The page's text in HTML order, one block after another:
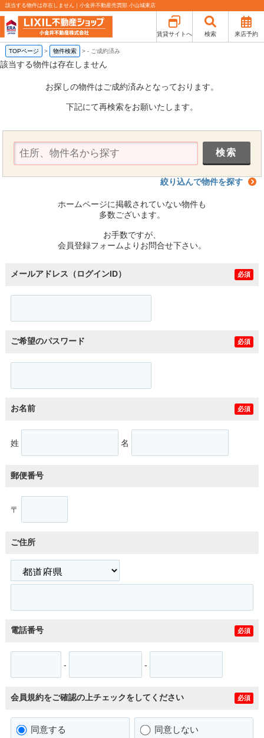
該当する物件は存在しません｜小金井不動産売買部 小山城東店
賃貸サイトへ 検索 来店予約
TOPページ > 物件検索 >- ご成約済み
該当する物件は存在しません
お探しの物件はご成約済みとなっております。
下記にて再検索をお願いたします。
絞り込んで物件を探す
ホームページに掲載されていない物件も
多数ございます。
お手数ですが、
会員登録フォームよりお問合せ下さい。
メールアドレス（ログインID） 必須
ご希望のパスワード 必須
お名前 必須
姓 名
郵便番号
〒
ご住所
電話番号 必須
- -
会員規約をご確認の上チェックをしてください 必須
同意する 同意しない